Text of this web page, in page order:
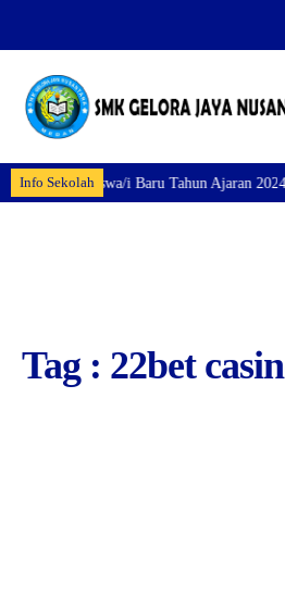
Info SekolahSiswa/i Baru Tahun Ajaran 2024-
Tag : 22bet